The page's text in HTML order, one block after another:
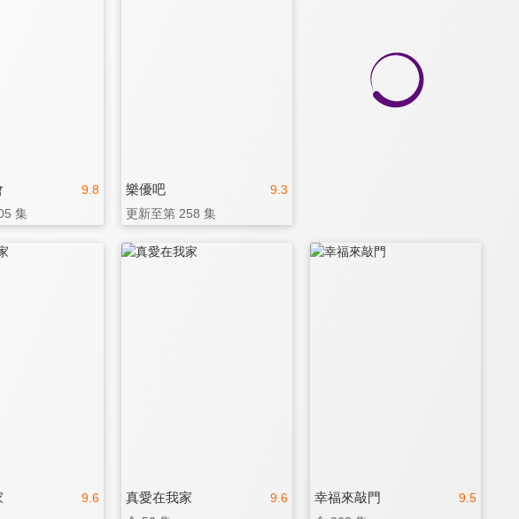
9.8
集
9.3
樂優吧
更新至第 258 集
9.6 9.6
真愛在我家 9.5
幸福來敲門